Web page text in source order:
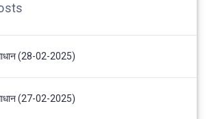
(28-02-2025)
(27-02-2025)